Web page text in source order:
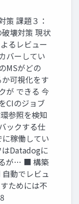
策 課題３：
壊対策 現状
るレビュー
バーしてい
MSがどの
可視化をす
が できる 今
CIのジョブ
参照を検知
ックする仕
稼働してい
Datadogに
が… ■ 構築
動でレビュ
ためには不